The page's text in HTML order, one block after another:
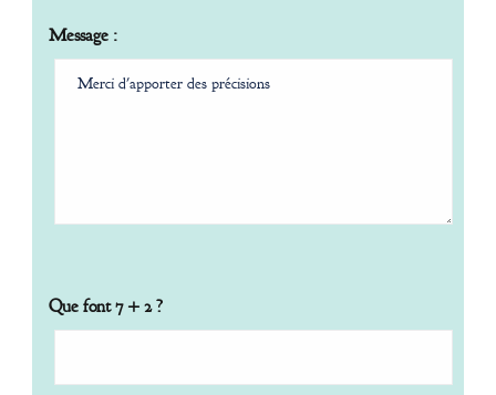
Message :
Que font 7 + 2 ?